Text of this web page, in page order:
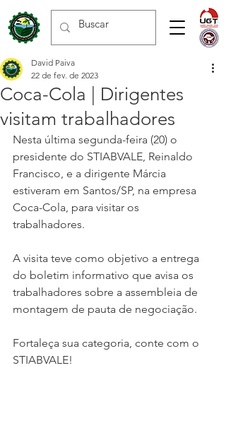
Coca-Cola | Dirigentes
visitam trabalhadores
David Paiva
22 de fev. de 2023
Nesta última segunda-feira (20) o
presidente do STIABVALE, Reinaldo
Francisco, e a dirigente Márcia
estiveram em Santos/SP, na empresa
Coca-Cola, para visitar os
trabalhadores.
A visita teve como objetivo a entrega
do boletim informativo que avisa os
trabalhadores sobre a assembleia de
montagem de pauta de negociação.
Fortaleça sua categoria, conte com o
STIABVALE!